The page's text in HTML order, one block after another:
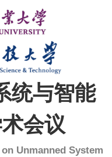
统与智能
会议
Unmanned System